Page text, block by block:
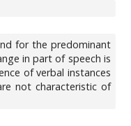
for the predominant
in part of speech is
of verbal instances
not characteristic of